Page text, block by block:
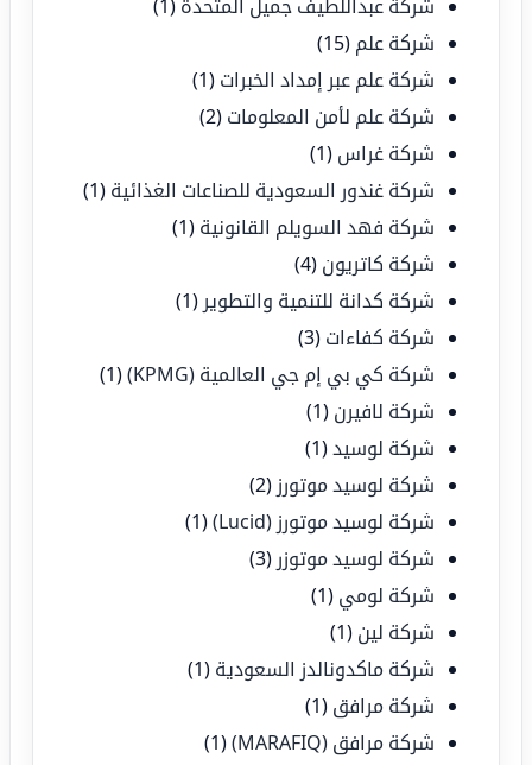
شركة عبداللطيف جميل المتحدة (1)
شركة علم (15)
شركة علم عبر إمداد الخبرات (1)
شركة علم لأمن المعلومات (2)
شركة غراس (1)
شركة غندور السعودية للصناعات الغذائية (1)
شركة فهد السويلم القانونية (1)
شركة كاتريون (4)
شركة كدانة للتنمية والتطوير (1)
شركة كفاءات (3)
شركة كي بي إم جي العالمية (KPMG)
(1)
شركة لافيرن (1)
شركة لوسيد(1)
شركة لوسيد موتورز (2)
شركة لوسيد موتورز (Lucid)
(1)
شركة لوسيد موتوزر (3)
شركة لومي (1)
شركة لين (1)
شركة ماكدونالدز السعودية (1)
شركة مرافق (1)
شركة مرافق (MARAFIQ)
(1)